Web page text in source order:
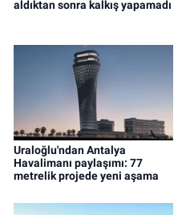
aldıktan sonra kalkış yapamadı
Uraloğlu'ndan Antalya
Havalimanı paylaşımı: 77
metrelik projede yeni aşama